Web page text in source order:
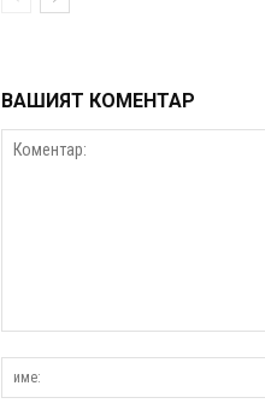
ВАШИЯТ КОМЕНТАР